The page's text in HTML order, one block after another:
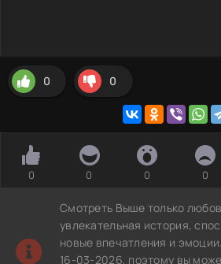
0 0
0 0 0 0
Смотреть Выше только
увлекательная история,
новые впечатления и
16-03-2026, поэтому вы